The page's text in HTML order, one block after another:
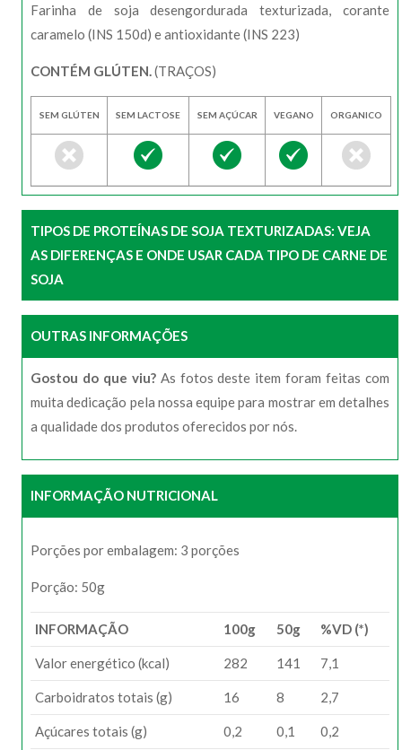
Farinha de soja desengordurada texturizada, corante
caramelo (INS 150d) e antioxidante (INS 223)
CONTÉM GLÚTEN. (TRAÇOS)
SEM GLÚTEN SEM LACTOSE SEM AÇÚCAR VEGANO ORGANICO
TIPOS DE PROTEÍNAS DE SOJA TEXTURIZADAS: VEJA
AS DIFERENÇAS E ONDE USAR CADA TIPO DE CARNE DE
SOJA
OUTRAS INFORMAÇÕES
Gostou do que viu?As fotos deste item foram feitas com
muita dedicação pela nossa equipe para mostrar em detalhes
a qualidade dos produtos oferecidos por nós.
INFORMAÇÃO NUTRICIONAL
Porções por embalagem: 3 porções
Porção: 50g
INFORMAÇÃO 100g 50g %VD (*)
Valor energético (kcal) 282 141 7,1
Carboidratos totais (g) 16 8 2,7
Açúcares totais (g) 0,2 0,1 0,2